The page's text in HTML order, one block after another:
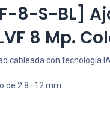
8-S-BL]
8 Mp.
cableada con tecnología IA.
de 2.8–12 mm.